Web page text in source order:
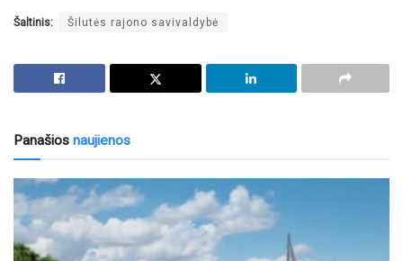
Šaltinis: Šilutės rajono savivaldybė
Panašios naujienos